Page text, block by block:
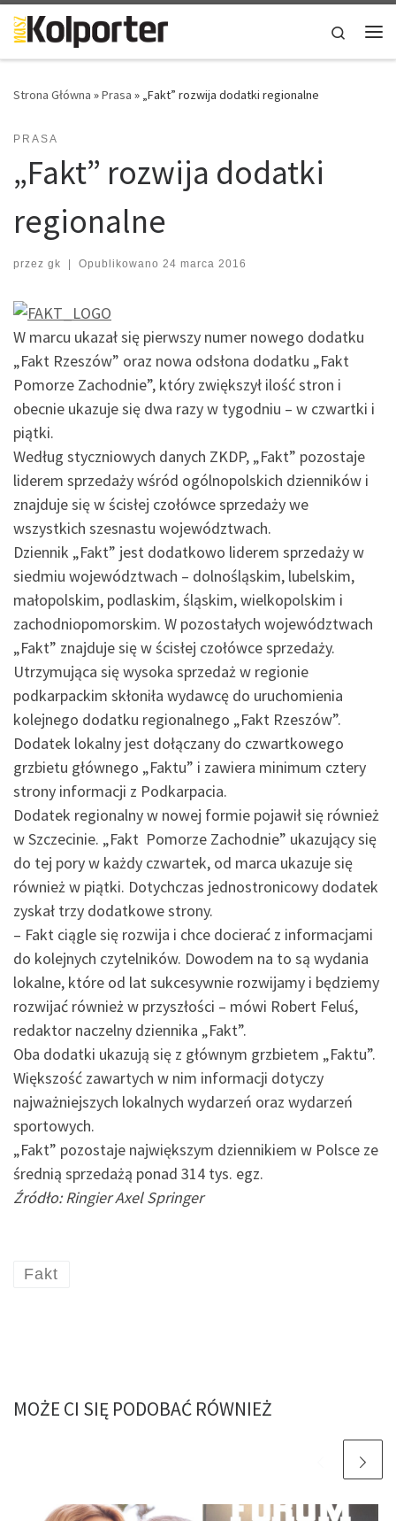
Skip to content
Search
Strona Główna »Prasa » „Fakt” rozwija dodatki regionalne
PRASA
„Fakt” rozwija dodatki
regionalne
przez gk | Opublikowano 24 marca 2016
W marcu ukazał się pierwszy numer nowego dodatku
„Fakt Rzeszów” oraz nowa odsłona dodatku „Fakt
Pomorze Zachodnie”, który zwiększył ilość stron i
obecnie ukazuje się dwa razy w tygodniu – w czwartki i
piątki.
Według styczniowych danych ZKDP, „Fakt” pozostaje
liderem sprzedaży wśród ogólnopolskich dzienników i
znajduje się w ścisłej czołówce sprzedaży we
wszystkich szesnastu województwach.
Dziennik „Fakt” jest dodatkowo liderem sprzedaży w
siedmiu województwach – dolnośląskim, lubelskim,
małopolskim, podlaskim, śląskim, wielkopolskim i
zachodniopomorskim. W pozostałych województwach
„Fakt” znajduje się w ścisłej czołówce sprzedaży.
Utrzymująca się wysoka sprzedaż w regionie
podkarpackim skłoniła wydawcę do uruchomienia
kolejnego dodatku regionalnego „Fakt Rzeszów”.
Dodatek lokalny jest dołączany do czwartkowego
grzbietu głównego „Faktu” i zawiera minimum cztery
strony informacji z Podkarpacia.
Dodatek regionalny w nowej formie pojawił się również
w Szczecinie. „Fakt Pomorze Zachodnie” ukazujący się
do tej pory w każdy czwartek, od marca ukazuje się
również w piątki. Dotychczas jednostronicowy dodatek
zyskał trzy dodatkowe strony.
– Fakt ciągle się rozwija i chce docierać z informacjami
do kolejnych czytelników. Dowodem na to są wydania
lokalne, które od lat sukcesywnie rozwijamy i będziemy
rozwijać również w przyszłości – mówi Robert Feluś,
redaktor naczelny dziennika „Fakt”.
Oba dodatki ukazują się z głównym grzbietem „Faktu”.
Większość zawartych w nim informacji dotyczy
najważniejszych lokalnych wydarzeń oraz wydarzeń
sportowych.
„Fakt” pozostaje największym dziennikiem w Polsce ze
średnią sprzedażą ponad 314 tys. egz.
Źródło: Ringier Axel Springer
Fakt
MOŻE CI SIĘ PODOBAĆ RÓWNIEŻ